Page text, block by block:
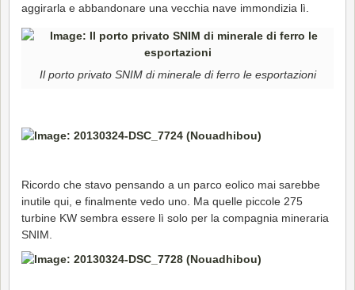
aggirarla e abbandonare una vecchia nave immondizia lì.
Il porto privato SNIM di minerale di ferro le esportazioni
Ricordo che stavo pensando a un parco eolico mai sarebbe
inutile qui, e finalmente vedo uno. Ma quelle piccole 275
turbine KW sembra essere lì solo per la compagnia mineraria
SNIM.